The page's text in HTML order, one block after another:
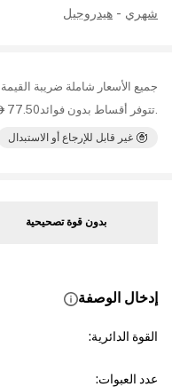
شهري - هيدروجيل
جميع الأسعار شاملة ضريبة
.تتوفر أقساط بدون فوائد77.50
غير قابل للإرجاع أو الاستبدال
بدون قوة تصحيحية
إدخال الوصفة
القوة الدائرية:
عدد العبوات: